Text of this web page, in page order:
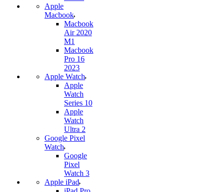
Apple
Macbook
Macbook
Air 2020
M1
Macbook
Pro 16
2023
Apple Watch
Apple
Watch
Series 10
Apple
Watch
Ultra 2
Google Pixel
Watch
Google
Pixel
Watch 3
Apple iPad